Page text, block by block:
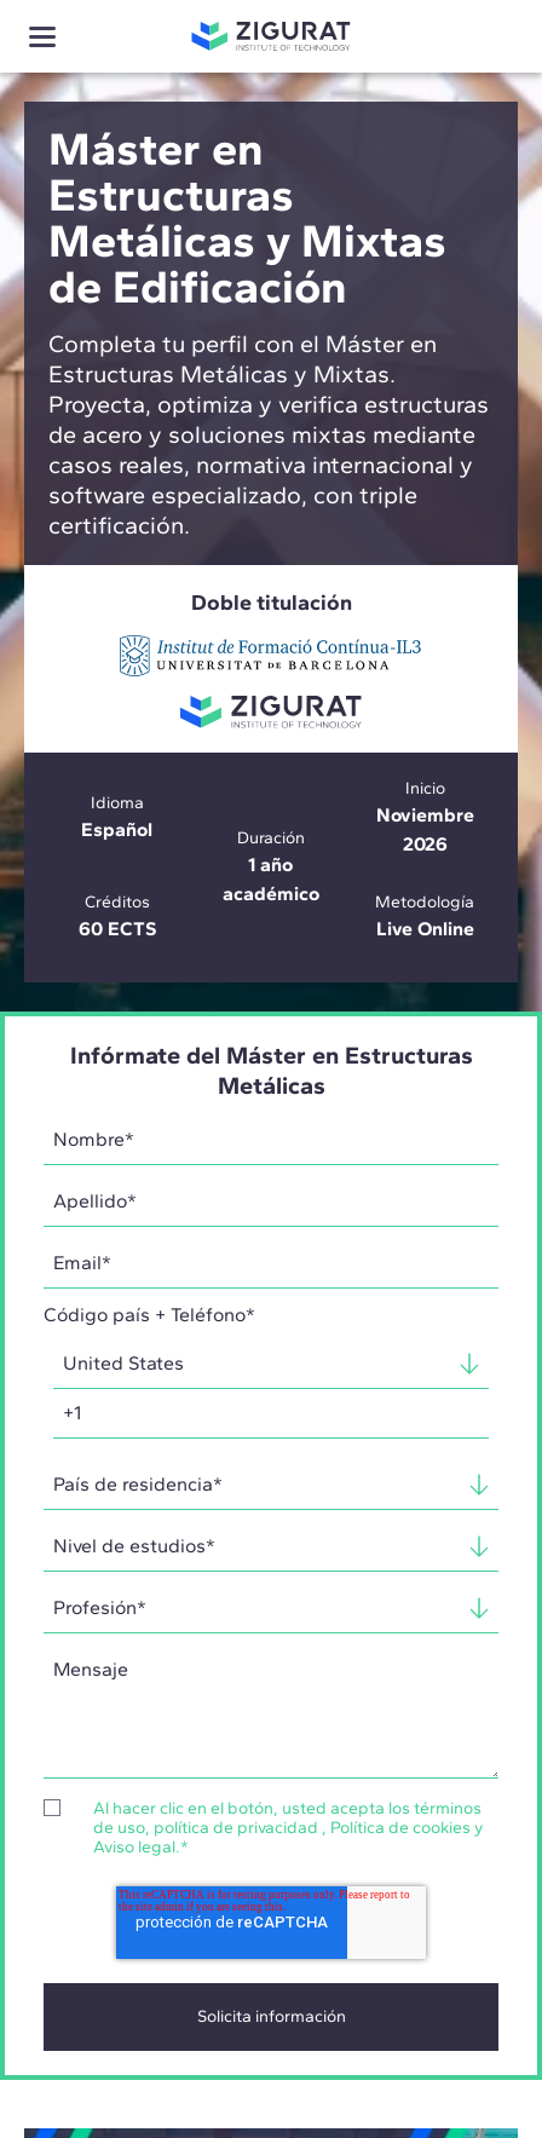
Máster en
Estructuras
Metálicas y Mixtas
de Edificación
Completa tu perfil con el Máster en
Estructuras Metálicas y Mixtas.
Proyecta, optimiza y verifica estructuras
de acero y soluciones mixtas mediante
casos reales, normativa internacional y
software especializado, con triple
certificación.
Doble titulación
Idioma
Español Duración
1 año
académico
Inicio
Noviembre
2026
Créditos
60 ECTS
Metodología
Live Online
Infórmate del Máster en Estructuras
Metálicas
Código país + Teléfono*
Al hacer clic en el botón, usted acepta los términos
de uso, política de privacidad , Política de cookies y
Aviso legal.*